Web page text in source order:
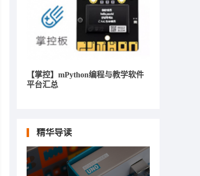
【掌控】mPython编程与教学软件
平台汇总
精华导读